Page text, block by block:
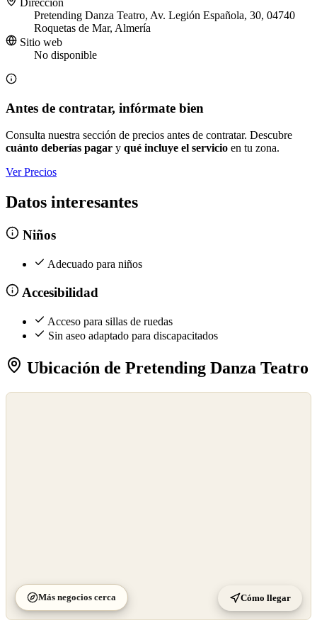
Dirección
Pretending Danza Teatro, Av. Legión Española, 30, 04740
Roquetas de Mar, Almería
Sitio web
No disponible
Antes de contratar, infórmate bien
Consulta nuestra sección de precios antes de contratar. Descubre
cuánto deberías pagar y qué incluye el servicio en tu zona.
Ver Precios
Datos interesantes
Niños
Adecuado para niños
Accesibilidad
Acceso para sillas de ruedas
Sin aseo adaptado para discapacitados
Ubicación de Pretending Danza Teatro
Más negocios cerca Cómo llegar